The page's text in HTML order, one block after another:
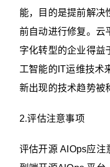
能，目的是提前解决
前自动进行修复。云
字化转型的企业得益
工智能的IT运维技术
新出现的技术趋势被
2.评估注意事项
评估开源 AIOps应注